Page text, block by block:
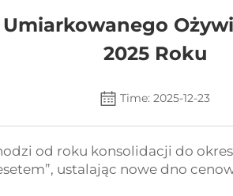
2025 Roku
Time: 2025-12-23
od roku konsolidacji do
ustalając nowe dno